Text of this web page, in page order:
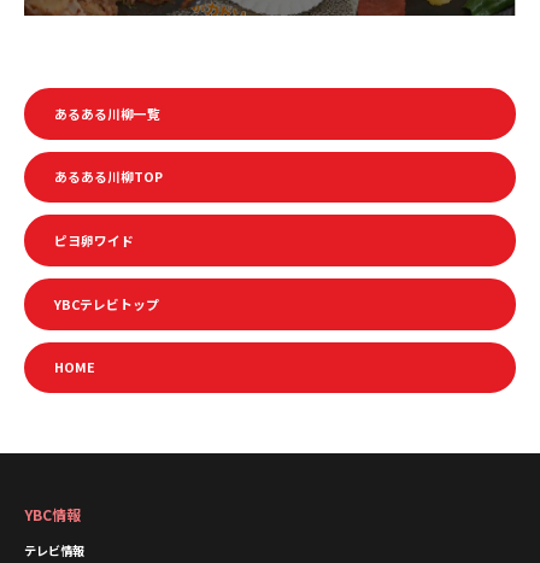
あるある川柳一覧
あるある川柳TOP
ピヨ卵ワイド
YBCテレビトップ
HOME
YBC情報
テレビ情報